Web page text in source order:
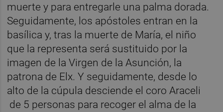
muerte y para entregarle una palma dorada.
Seguidamente, los apóstoles entran en la
basílica y, tras la muerte de María, el niño
que la representa será sustituido por la
imagen de la Virgen de la Asunción, la
patrona de Elx. Y seguidamente, desde lo
alto de la cúpula desciende el coro Araceli
de 5 personas para recoger el alma de la